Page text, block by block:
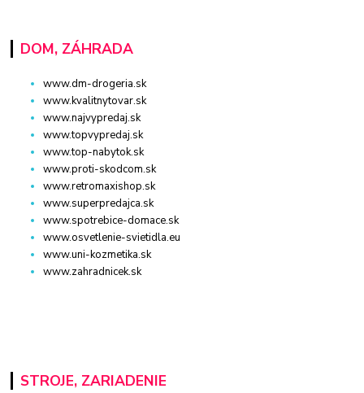
DOM, ZÁHRADA
www.dm-drogeria.sk
www.kvalitnytovar.sk
www.najvypredaj.sk
www.topvypredaj.sk
www.top-nabytok.sk
www.proti-skodcom.sk
www.retromaxishop.sk
www.superpredajca.sk
www.spotrebice-domace.sk
www.osvetlenie-svietidla.eu
www.uni-kozmetika.sk
www.zahradnicek.sk
STROJE, ZARIADENIE